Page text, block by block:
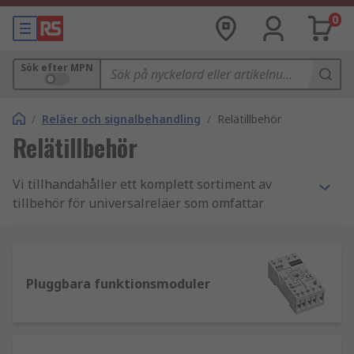
0
Sök efter MPN
/ Reläer och signalbehandling / Relätillbehör
Relätillbehör
Vi tillhandahåller ett komplett sortiment av
tillbehör för universalreläer som omfattar
monteringsadaptrar. Vi lagerför även ett komplett
Pluggbara funktionsmoduler